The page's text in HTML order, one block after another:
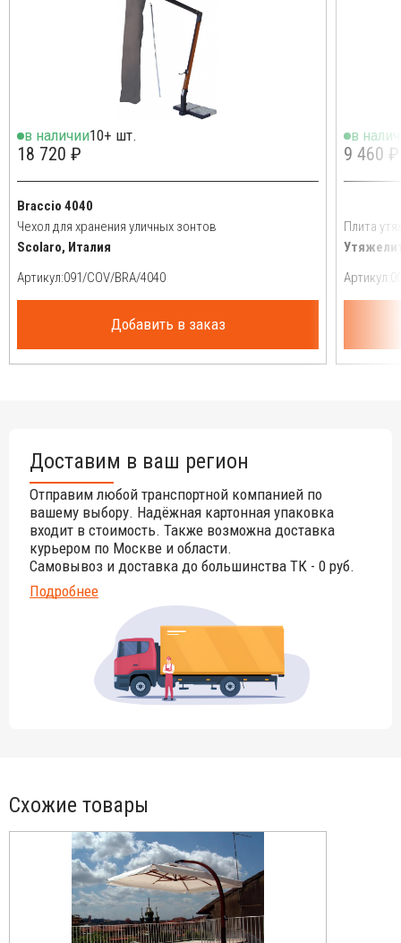
в наличии10+ шт.
18 720 ₽
Braccio 4040
Чехол для хранения уличных зонтов
Scolaro, Италия
Артикул:
Добавить в заказ
в
9 460 ₽
Плита
Артикул:
Доставим в ваш регион
Отправим любой транспортной компанией по
вашему выбору. Надёжная картонная упаковка
входит в стоимость. Также возможна доставка
курьером по Москве и области.
Самовывоз и доставка до большинства ТК - 0 руб.
Подробнее
Схожие товары